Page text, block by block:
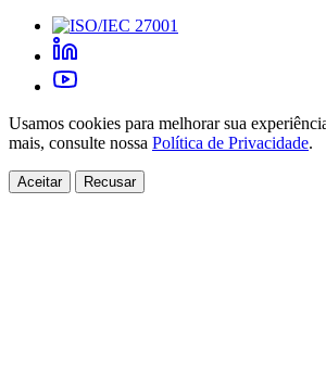
Usamos cookies para melhorar sua
mais, consulte nossa Política de Privacidade.
Aceitar Recusar